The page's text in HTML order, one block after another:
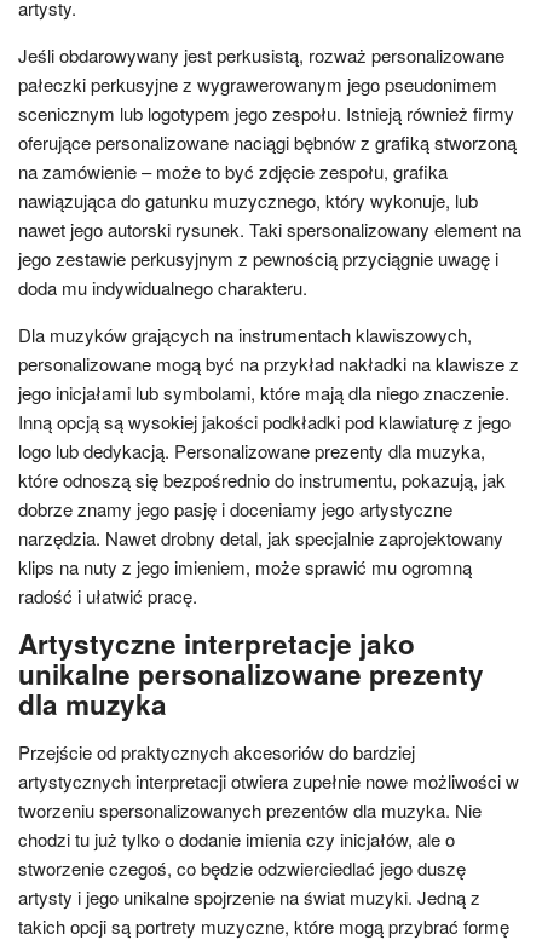
artysty.
Jeśli obdarowywany jest perkusistą, rozważ personalizowane
pałeczki perkusyjne z wygrawerowanym jego pseudonimem
scenicznym lub logotypem jego zespołu. Istnieją również firmy
oferujące personalizowane naciągi bębnów z grafiką stworzoną
na zamówienie – może to być zdjęcie zespołu, grafika
nawiązująca do gatunku muzycznego, który wykonuje, lub
nawet jego autorski rysunek. Taki spersonalizowany element na
jego zestawie perkusyjnym z pewnością przyciągnie uwagę i
doda mu indywidualnego charakteru.
Dla muzyków grających na instrumentach klawiszowych,
personalizowane mogą być na przykład nakładki na klawisze z
jego inicjałami lub symbolami, które mają dla niego znaczenie.
Inną opcją są wysokiej jakości podkładki pod klawiaturę z jego
logo lub dedykacją. Personalizowane prezenty dla muzyka,
które odnoszą się bezpośrednio do instrumentu, pokazują, jak
dobrze znamy jego pasję i doceniamy jego artystyczne
narzędzia. Nawet drobny detal, jak specjalnie zaprojektowany
klips na nuty z jego imieniem, może sprawić mu ogromną
radość i ułatwić pracę.
Artystyczne interpretacje jako
unikalne personalizowane prezenty
dla muzyka
Przejście od praktycznych akcesoriów do bardziej
artystycznych interpretacji otwiera zupełnie nowe możliwości w
tworzeniu spersonalizowanych prezentów dla muzyka. Nie
chodzi tu już tylko o dodanie imienia czy inicjałów, ale o
stworzenie czegoś, co będzie odzwierciedlać jego duszę
artysty i jego unikalne spojrzenie na świat muzyki. Jedną z
takich opcji są portrety muzyczne, które mogą przybrać formę